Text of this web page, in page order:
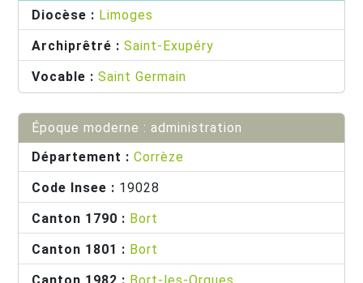
Diocèse : Limoges
Archiprêtré : Saint-Exupéry
Vocable : Saint Germain
Époque moderne : administration
Département : Corrèze
Code Insee : 19028
Canton 1790 : Bort
Canton 1801 : Bort